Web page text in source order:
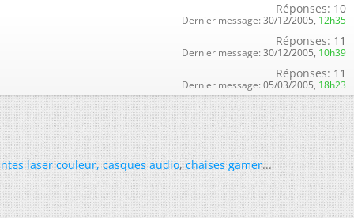
Réponses: 10
Dernier message: 30/12/2005, 12h35
Réponses: 11
Dernier message: 30/12/2005, 10h39
Réponses: 11
Dernier message: 05/03/2005, 18h23
laser couleur,casques audio,chaises gamer...